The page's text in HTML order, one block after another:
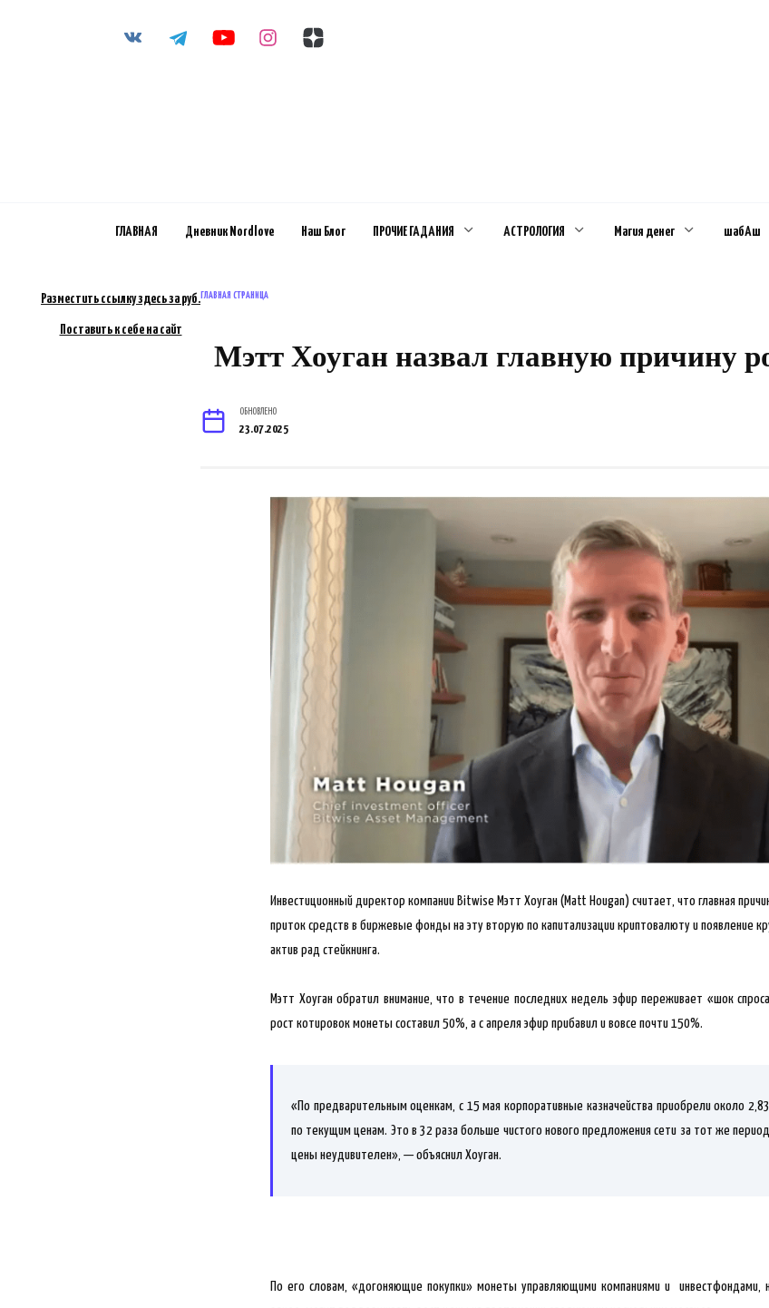
ГЛАВНАЯ Дневник Nordlove Наш Блог ПРОЧИЕ ГАДАНИЯ АСТРОЛОГИЯ Магия денег шабАш
ГЛАВНАЯ СТРАНИЦА
Мэтт Хоуган назвал главную причину
ОБНОВЛЕНО
23.07.2025
Инвестиционный директор компании Bitwise Мэтт Хоуган (Matt Hougan) считает, что главная
приток средств в биржевые фонды на эту вторую по капитализации криптовалюту и появление
актив рад стейкнинга.
Мэтт Хоуган обратил внимание, что в течение последних недель эфир переживает «шок
рост котировок монеты составил 50%, а с апреля эфир прибавил и вовсе почти 150%.
«По предварительным оценкам, с 15 мая корпоративные казначейства приобрели около
по текущим ценам. Это в 32 раза больше чистого нового предложения сети за тот же
цены неудивителен», — объяснил Хоуган.
По его словам, «догоняющие покупки» монеты управляющими компаниями и инвестфондами,
Разместить ссылку здесь за руб.
Поставить к себе на сайт